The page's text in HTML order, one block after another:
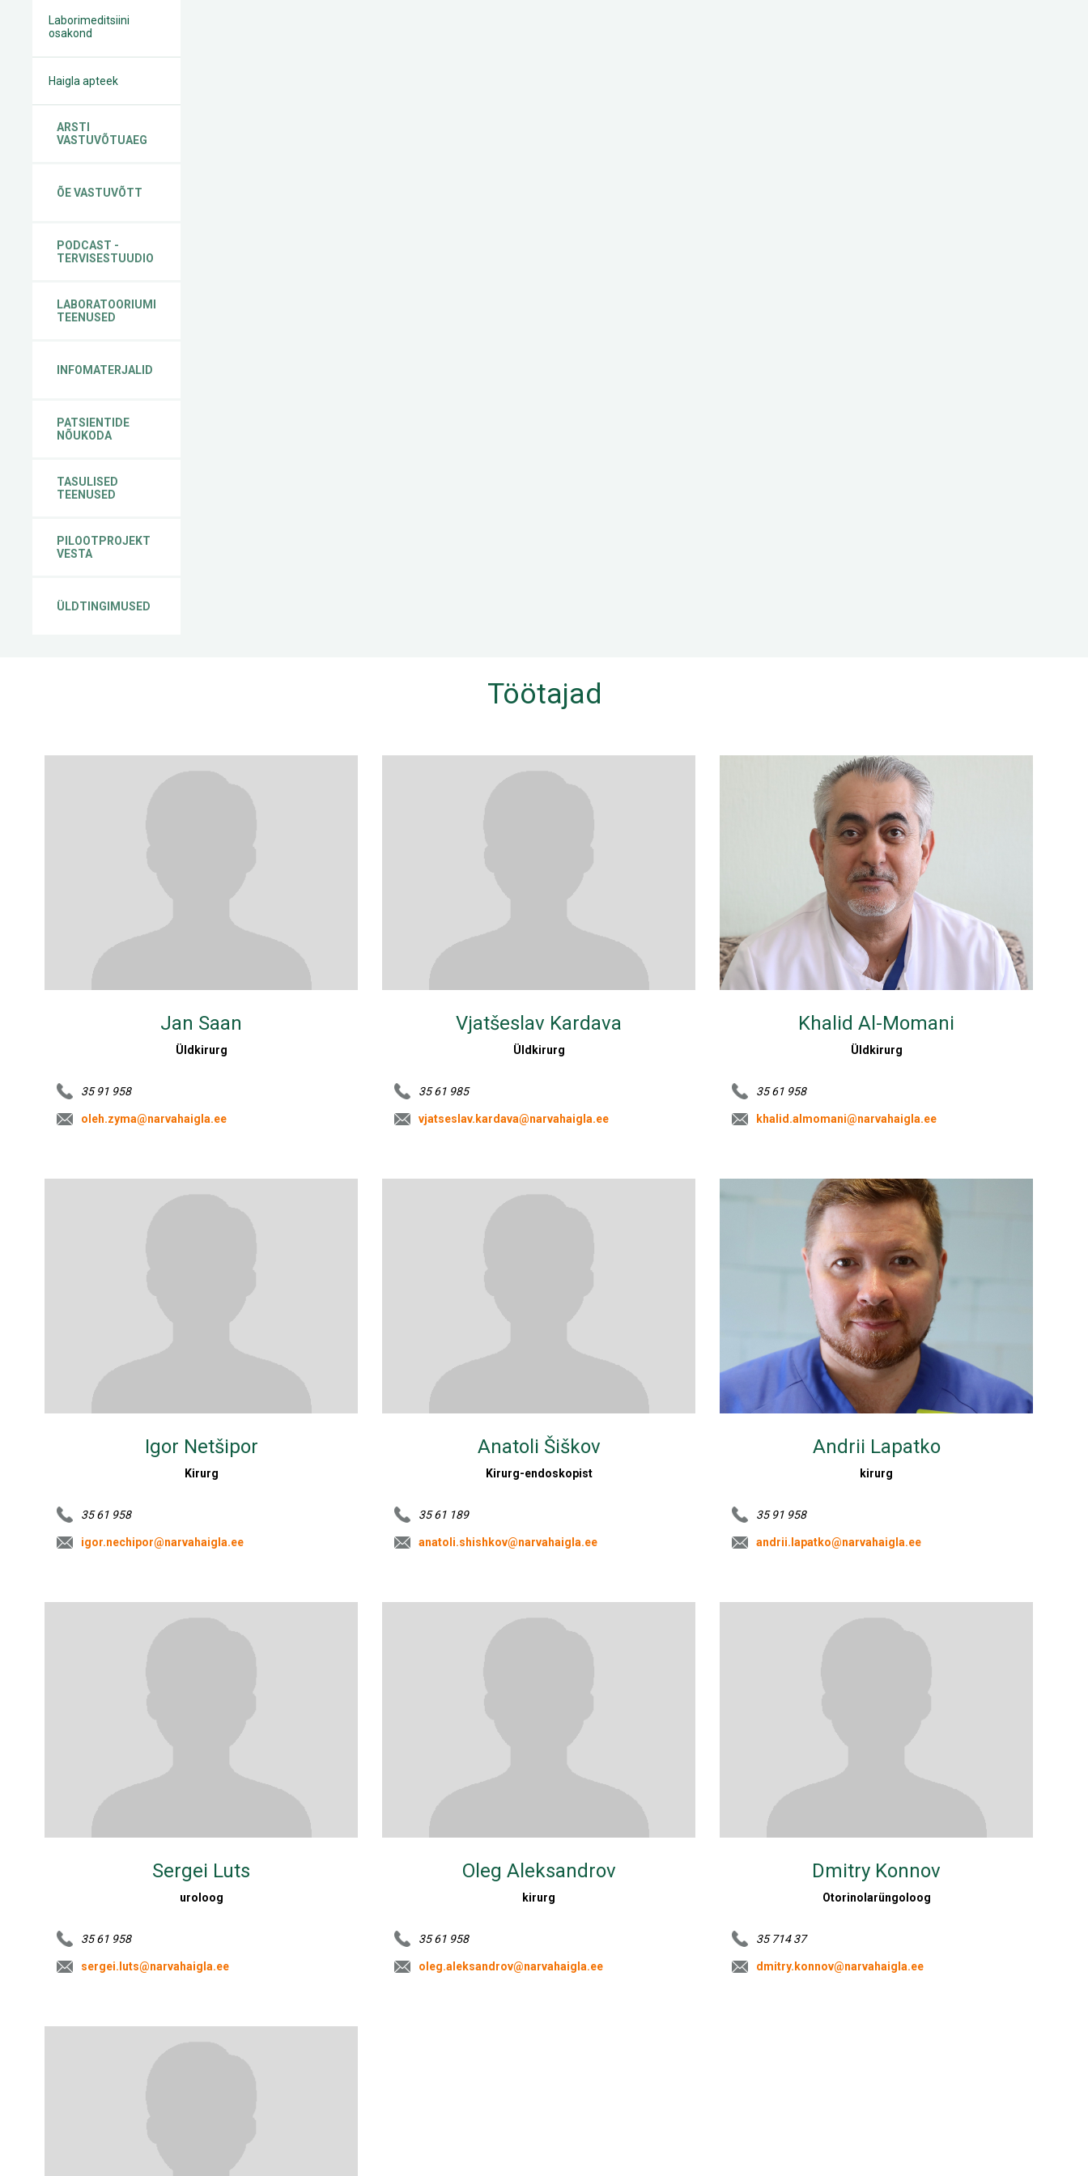
Laborimeditsiini
osakond
Haigla apteek
ARSTI
VASTUVÕTUAEG
ÕE VASTUVÕTT
PODCAST -
TERVISESTUUDIO
LABORATOORIUMI
TEENUSED
INFOMATERJALID
PATSIENTIDE
NÕUKODA
TASULISED
TEENUSED
PILOOTPROJEKT
VESTA
ÜLDTINGIMUSED
Töötajad
Jan Saan
Üldkirurg
35 91 958
oleh.zyma@narvahaigla.ee
Vjatšeslav Kardava
Üldkirurg
35 61 985
vjatseslav.kardava@narvahaigla.ee
Khalid Al-Momani
Üldkirurg
35 61 958
khalid.almomani@narvahaigla.ee
Igor Netšipor
Kirurg
35 61 958
igor.nechipor@narvahaigla.ee
Anatoli Šiškov
Kirurg-endoskopist
35 61 189
anatoli.shishkov@narvahaigla.ee
Andrii Lapatko
kirurg
35 91 958
andrii.lapatko@narvahaigla.ee
Sergei Luts
uroloog
35 61 958
sergei.luts@narvahaigla.ee
Oleg Aleksandrov
kirurg
35 61 958
oleg.aleksandrov@narvahaigla.ee
Dmitry Konnov
Otorinolarüngoloog
35 714 37
dmitry.konnov@narvahaigla.ee